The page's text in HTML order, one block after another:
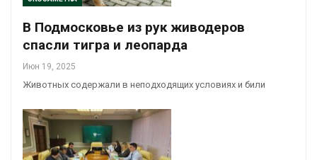
В Подмосковье из рук живодеров
спасли тигра и леопарда
Июн 19, 2025
Животных содержали в неподходящих условиях и били